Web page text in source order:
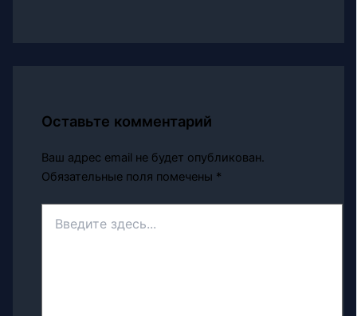
Оставьте комментарий
Ваш адрес email не будет опубликован.
Обязательные поля помечены *
здесь...